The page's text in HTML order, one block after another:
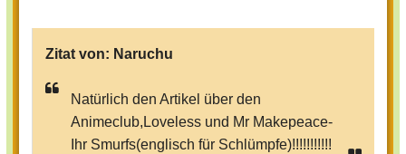
Zitat von: Naruchu
Natürlich den Artikel über den
Animeclub,Loveless und Mr Makepeace-
Ihr Smurfs(englisch für Schlümpfe)!!!!!!!!!!!